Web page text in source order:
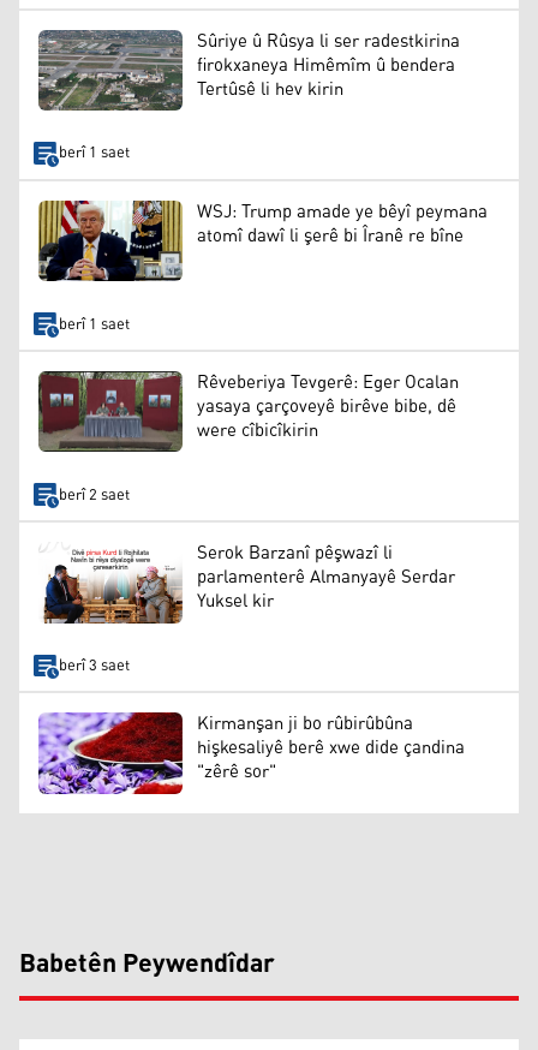
Sûriye û Rûsya li ser radestkirina
firokxaneya Himêmîm û bendera
Tertûsê li hev kirin
berî 1 saet
WSJ: Trump amade ye bêyî peymana
atomî dawî li şerê bi Îranê re bîne
berî 1 saet
Rêveberiya Tevgerê: Eger Ocalan
yasaya çarçoveyê birêve bibe, dê
were cîbicîkirin
berî 2 saet
Serok Barzanî pêşwazî li
parlamenterê Almanyayê Serdar
Yuksel kir
berî 3 saet
Kirmanşan ji bo rûbirûbûna
hişkesaliyê berê xwe dide çandina
"zêrê sor"
Babetên Peywendîdar